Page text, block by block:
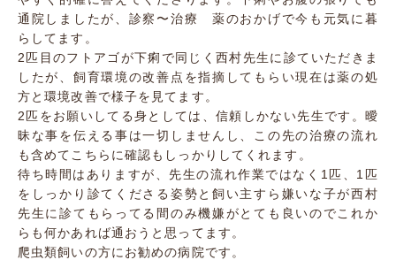
通院しましたが、診察〜治療 薬のおかげで今も元気に暮
らしてます。
2匹目のフトアゴが下痢で同じく西村先生に診ていただきま
したが、飼育環境の改善点を指摘してもらい現在は薬の処
方と環境改善で様子を見てます。
2匹をお願いしてる身としては、信頼しかない先生です。曖
昧な事を伝える事は一切しませんし、この先の治療の流れ
も含めてこちらに確認もしっかりしてくれます。
待ち時間はありますが、先生の流れ作業ではなく1匹、1匹
をしっかり診てくださる姿勢と飼い主すら嫌いな子が西村
先生に診てもらってる間のみ機嫌がとても良いのでこれか
らも何かあれば通おうと思ってます。
爬虫類飼いの方にお勧めの病院です。